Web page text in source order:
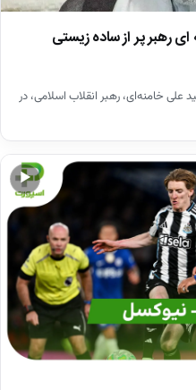
رهبر پر از ساده زیستی
خامنه‌ای، رهبر انقلاب اسلامی، در
▶